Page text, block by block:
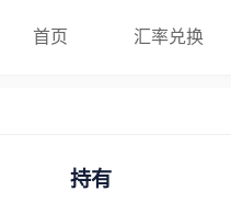
首页 汇率兑换
持有